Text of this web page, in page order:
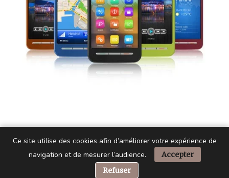
Ce site utilise des cookies afin d’améliorer votre expérience de
navigation et de mesurer l’audience.
Accepter
Refuser